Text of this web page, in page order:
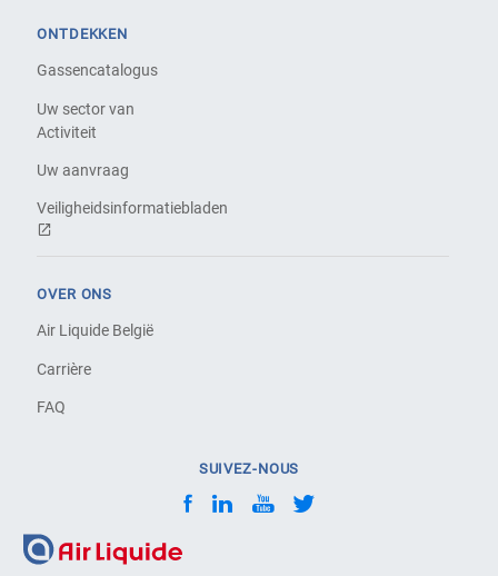
ONTDEKKEN
Gassencatalogus
Uw sector van
Activiteit
Uw aanvraag
Veiligheidsinformatiebladen
OVER ONS
Air Liquide België
Carrière
FAQ
SUIVEZ-NOUS